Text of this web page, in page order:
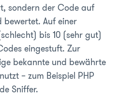
sondern der Code auf
Auf einer
bis 10 (sehr gut)
eingestuft. Zur
bekannte und bewährte
– zum Beispiel PHP
Sniffer.